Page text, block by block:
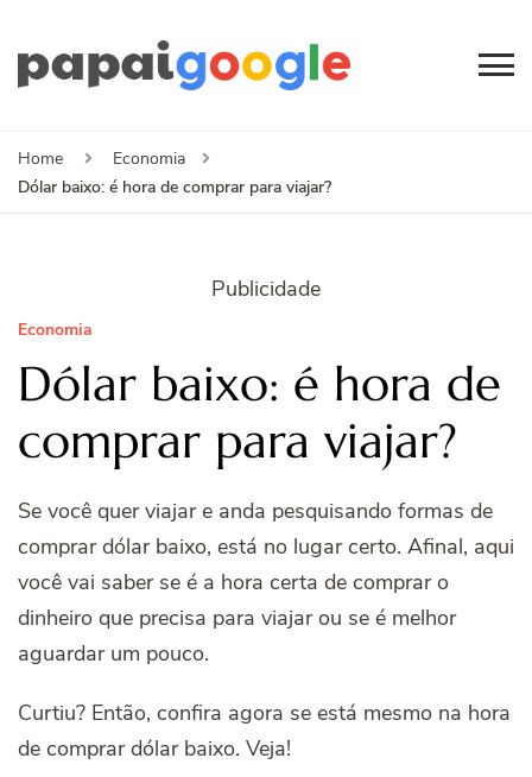
Home
Economia
Dólar baixo: é hora de comprar para viajar?
Publicidade
Economia
Dólar baixo: é hora de
comprar para viajar?
Se você quer viajar e anda pesquisando formas de
comprar dólar baixo, está no lugar certo. Afinal, aqui
você vai saber se é a hora certa de comprar o
dinheiro que precisa para viajar ou se é melhor
aguardar um pouco.
Curtiu? Então, confira agora se está mesmo na hora
de comprar dólar baixo. Veja!